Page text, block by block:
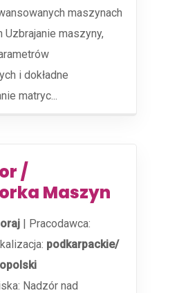
maszynach
maszyny,
i dokładne
matryc...
/
Maszyn
| Pracodawca:
podkarpackie/
Nadzór nad